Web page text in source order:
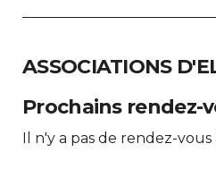
ASSOCIATIONS
Prochains rendez-
Il n'y a pas de rendez-vous